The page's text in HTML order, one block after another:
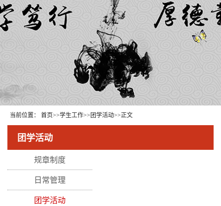
当前位置： 首页>>学生工作>> 团学活动>>正文
团学活动
规章制度
日常管理
团学活动